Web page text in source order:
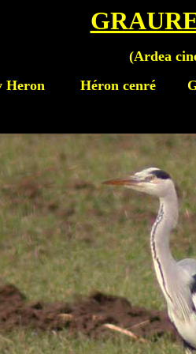
(Ardea
Heron
Héron cenré